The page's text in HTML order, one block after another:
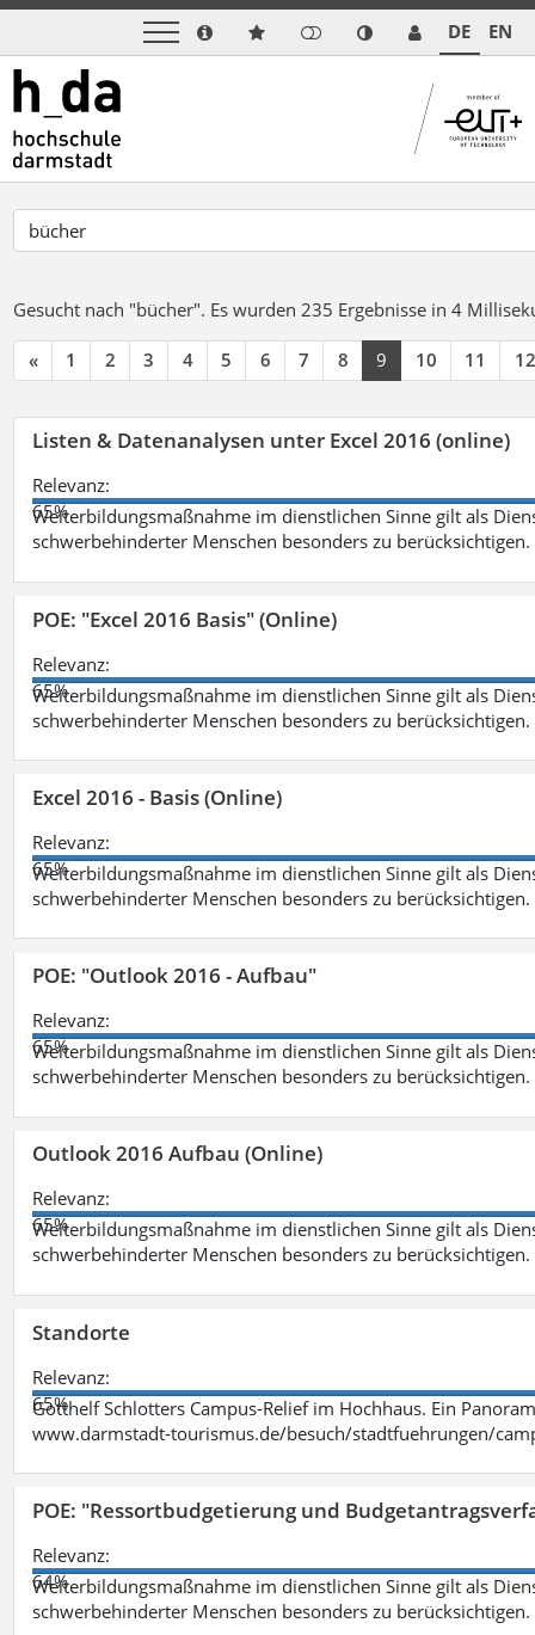
DE EN
Gesucht nach "bücher". Es wurden 235 Ergebnisse in 4
« 1 2 3 4 5 6 7 8 9 10 11 12
Listen & Datenanalysen unter Excel 2016 (online)
Relevanz:
65%
Weiterbildungsmaßnahme im dienstlichen Sinne gilt als
schwerbehinderter Menschen besonders zu berücksichtigen.
POE: "Excel 2016 Basis" (Online)
Relevanz:
65%
Weiterbildungsmaßnahme im dienstlichen Sinne gilt als
schwerbehinderter Menschen besonders zu berücksichtigen.
Excel 2016 - Basis (Online)
Relevanz:
65%
Weiterbildungsmaßnahme im dienstlichen Sinne gilt als
schwerbehinderter Menschen besonders zu berücksichtigen.
POE: "Outlook 2016 - Aufbau"
Relevanz:
65%
Weiterbildungsmaßnahme im dienstlichen Sinne gilt als
schwerbehinderter Menschen besonders zu berücksichtigen.
Outlook 2016 Aufbau (Online)
Relevanz:
65%
Weiterbildungsmaßnahme im dienstlichen Sinne gilt als
schwerbehinderter Menschen besonders zu berücksichtigen.
Standorte
Relevanz:
65%
Gotthelf Schlotters Campus-Relief im Hochhaus. Ein
www.darmstadt-tourismus.de/besuch/stadtfuehrungen/
POE: "Ressortbudgetierung und
Relevanz:
64%
Weiterbildungsmaßnahme im dienstlichen Sinne gilt als
schwerbehinderter Menschen besonders zu berücksichtigen.